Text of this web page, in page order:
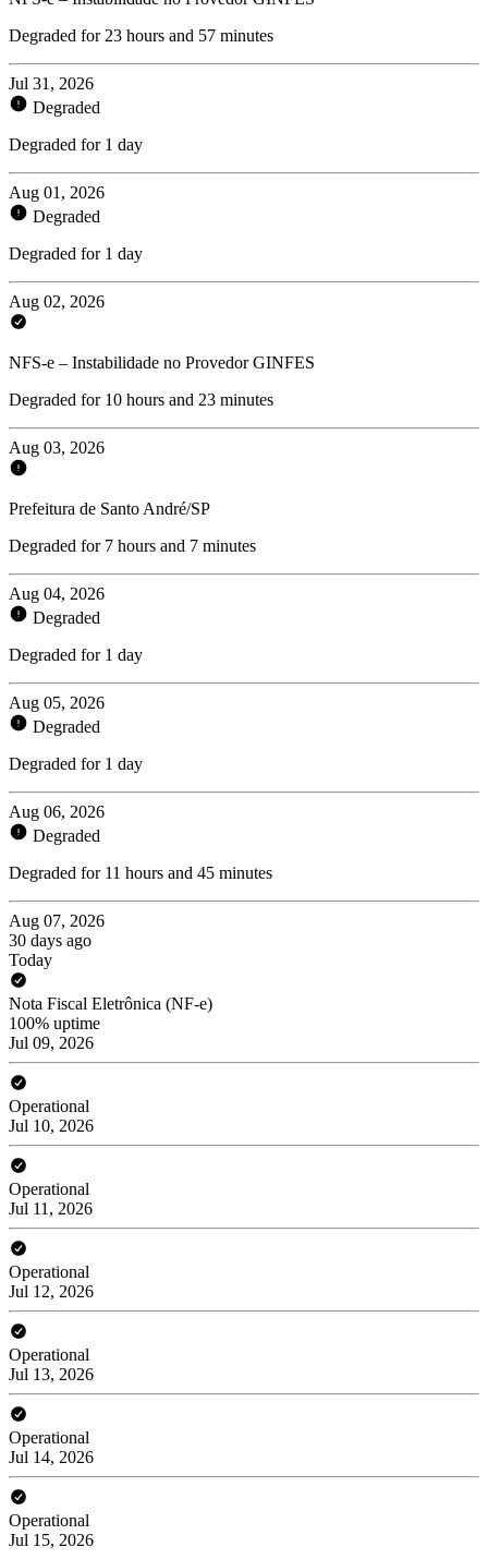
Degraded for 23 hours and 57 minutes
Jul 31, 2026
Degraded
Degraded for 1 day
Aug 01, 2026
Degraded
Degraded for 1 day
Aug 02, 2026
NFS-e – Instabilidade no Provedor GINFES
Degraded for 10 hours and 23 minutes
Aug 03, 2026
Prefeitura de Santo André/SP
Degraded for 7 hours and 7 minutes
Aug 04, 2026
Degraded
Degraded for 1 day
Aug 05, 2026
Degraded
Degraded for 1 day
Aug 06, 2026
Degraded
Degraded for 11 hours and 45 minutes
Aug 07, 2026
30 days ago
Today
Nota Fiscal Eletrônica (NF-e)
100% uptime
Jul 09, 2026
Operational
Jul 10, 2026
Operational
Jul 11, 2026
Operational
Jul 12, 2026
Operational
Jul 13, 2026
Operational
Jul 14, 2026
Operational
Jul 15, 2026